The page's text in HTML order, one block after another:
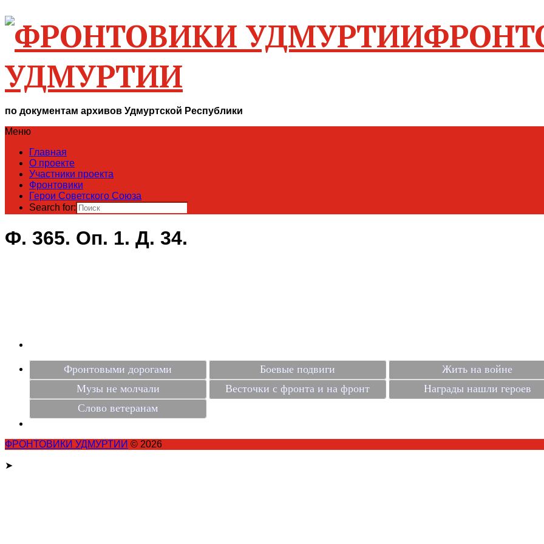
УДМУРТИИ
по документам архивов Удмуртской Республики
Меню
Главная
О проекте
Участники проекта
Фронтовики
Герои Советского Союза
Search for:
Ф. 365. Оп. 1. Д. 34.
Фронтовыми дорогами Боевые подвиги Жить на войне
Музы не молчали
Весточки с фронта и на фронт Награды нашли героев
Слово ветеранам
ФРОНТОВИКИ УДМУРТИИ © 2026
➤